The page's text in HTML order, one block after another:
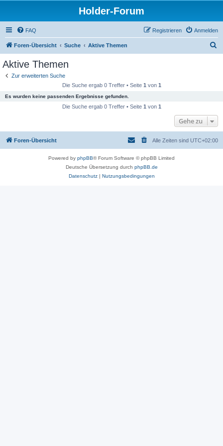
Holder-Forum
FAQ Anmelden
Registrieren
Foren-Übersicht Suche Aktive Themen
Aktive Themen
Zur erweiterten Suche
Die Suche ergab 0 Treffer • Seite 1 von 1
Es wurden keine passenden Ergebnisse gefunden.
Die Suche ergab 0 Treffer • Seite 1 von 1
Gehe zu
Foren-Übersicht Alle Zeiten sind UTC+02:00
Powered by phpBB® Forum Software © phpBB Limited
Deutsche Übersetzung durch phpBB.de
Datenschutz| Nutzungsbedingungen